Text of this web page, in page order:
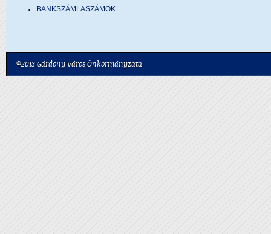
BANKSZÁMLASZÁMOK
©2013 Gárdony Város Önkormányzata